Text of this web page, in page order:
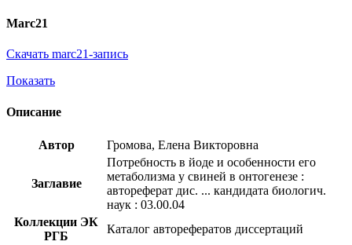
Marc21
Скачать marc21-запись
Показать
Описание
Автор Громова, Елена Викторовна
Заглавие
Потребность в йоде и особенности его
метаболизма у свиней в онтогенезе :
автореферат дис. ... кандидата биологич.
наук : 03.00.04
Коллекции ЭК
РГБ
Каталог авторефератов диссертаций